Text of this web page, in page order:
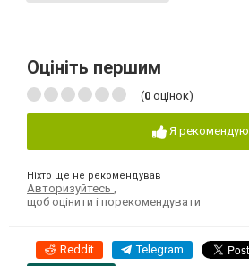
Оцініть першим
(0 оцінок)
Я рекомендую
Ніхто ще не рекомендував
Авторизуйтесь
щоб оцінити і порекомендувати
Reddit Telegram